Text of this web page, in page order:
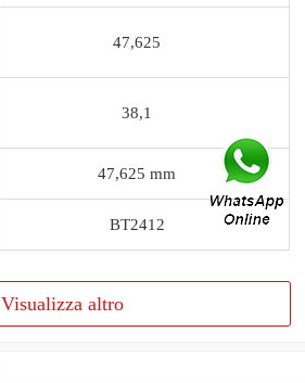
47,625
38,1
47,625 mm
BT2412
Visualizza altro